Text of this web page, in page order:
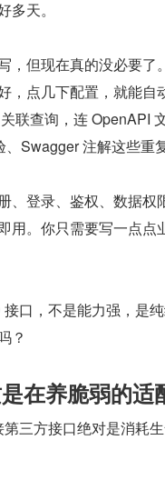
天。
，但现在真的没必要了
，点几下配置，就能自
联查询，连 OpenAPI
Swagger 注解这些重
登录、鉴权、数据权
用。你只需要写一点点
口，不是能力强，是
？
在养脆弱的适
三方接口绝对是消耗